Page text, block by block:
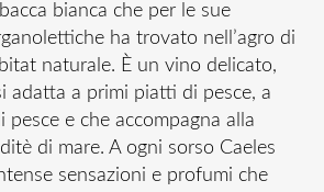
bianca che per le sue
ha trovato nell’agro di
naturale. È un vino delicato,
adatta a primi piatti di pesce, a
pesce e che accompagna alla
di mare. A ogni sorso Caeles
sensazioni e profumi che